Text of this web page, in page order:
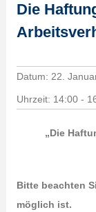
Die
Datum: 22.
Uhrzeit: 14:00 -
„Die
Bitte beachten
möglich ist.